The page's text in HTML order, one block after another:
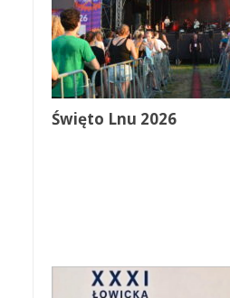
Święto Lnu 2026